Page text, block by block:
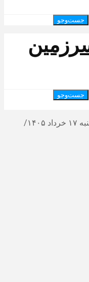
جست‌وجو
جست‌وجو